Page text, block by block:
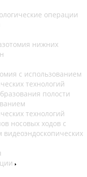
операции
нижних
с использованием
технологий
полости
технологий
носовых ходов с
видеоэндоскопических